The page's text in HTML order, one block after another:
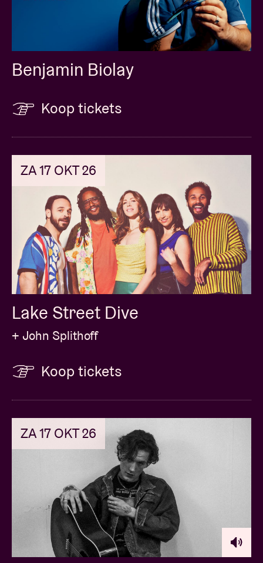
Benjamin Biolay
Koop tickets
ZA 17 OKT 26
Lake Street Dive
+ John Splithoff
Koop tickets
ZA 17 OKT 26